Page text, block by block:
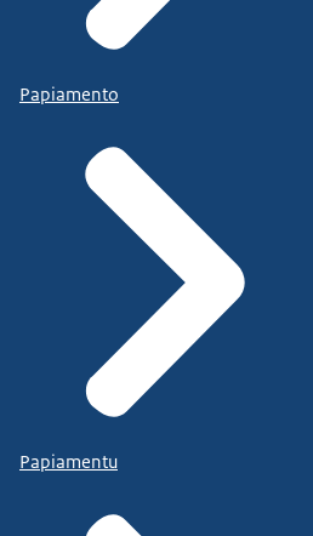
Papiamento
Papiamentu